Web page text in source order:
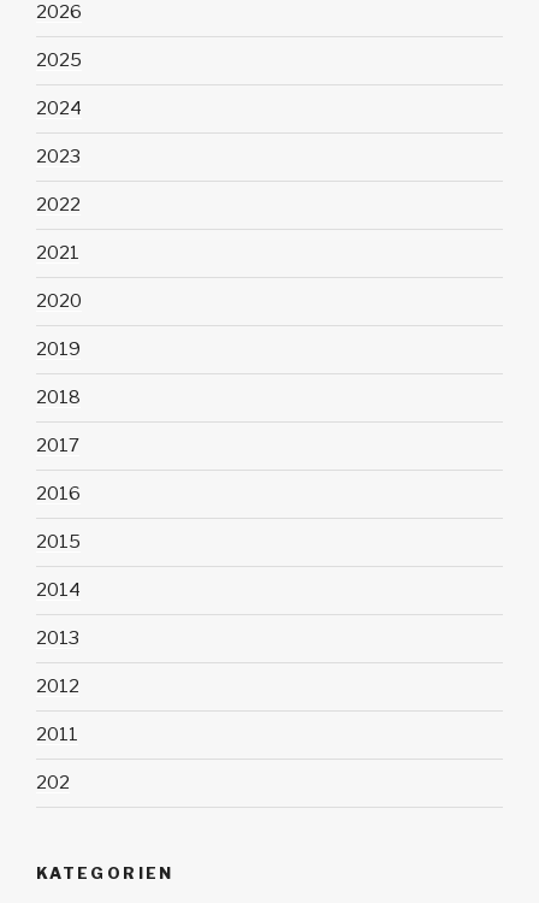
2026
2025
2024
2023
2022
2021
2020
2019
2018
2017
2016
2015
2014
2013
2012
2011
202
KATEGORIEN